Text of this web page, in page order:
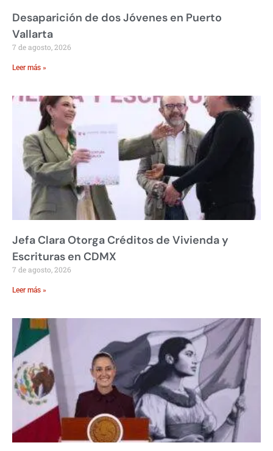
Desaparición de dos Jóvenes en Puerto
Vallarta
7 de agosto, 2026
Leer más »
Jefa Clara Otorga Créditos de Vivienda y
Escrituras en CDMX
7 de agosto, 2026
Leer más »